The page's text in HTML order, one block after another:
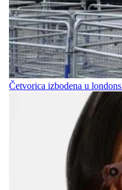
Četvorica izbodena u